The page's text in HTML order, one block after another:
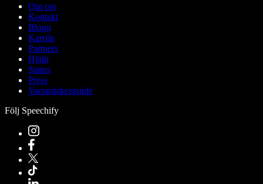
Om oss
Kontakt
Blogg
Karriär
Partners
Hjälp
Status
Press
Varumärkesguide
Följ Speechify